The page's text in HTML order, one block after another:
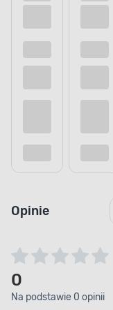
Uatrakcyjnij
Produkt jest
element
Opinie
0
Na podstawie 0 opinii